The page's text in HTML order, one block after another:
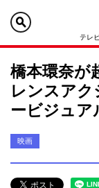
テレ
橋本環奈が
レンスアク
ービジュア
映画